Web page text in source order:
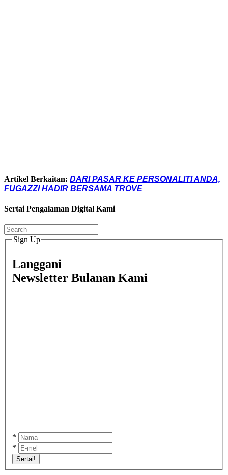
Artikel Berkaitan: DARI PASAR KE PERSONALITI ANDA,
FUGAZZI HADIR BERSAMA TROVE
Sertai Pengalaman Digital Kami
Sign Up
Langgani
Newsletter Bulanan Kami
*
*
Sertai!